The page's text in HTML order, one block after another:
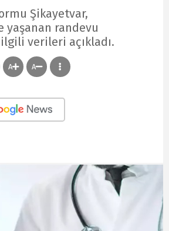
Şikayetvar,
yaşanan randevu
verileri açıkladı.
A A